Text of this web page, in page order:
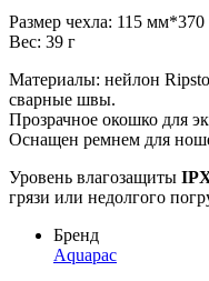
Размер чехла: 115
Вес: 39 г
Материалы: нейлон
сварные швы.
Прозрачное окошко для
Оснащен ремнем для
Уровень влагозащиты
грязи или недолгого
Бренд
Aquapac